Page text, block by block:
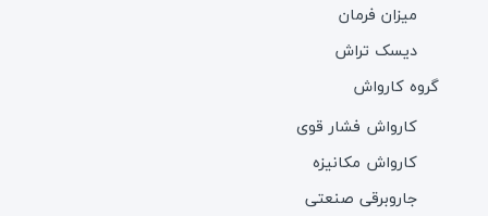
میزان فرمان
دیسک تراش
گروه کارواش
کارواش فشار قوی
کارواش مکانیزه
جاروبرقی صنعتی